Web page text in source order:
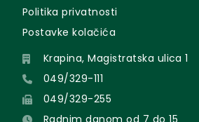
Politika privatnosti
Postavke kolačića
Krapina, Magistratska ulica 1
049/329-111
049/329-255